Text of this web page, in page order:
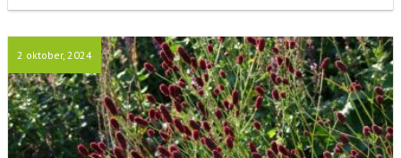
2 oktober, 2024